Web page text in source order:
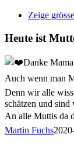
Zeige
Heute ist
Danke
Auch wenn man
Denn wir alle
schätzen und
An alle Muttis da
Martin Fuchs